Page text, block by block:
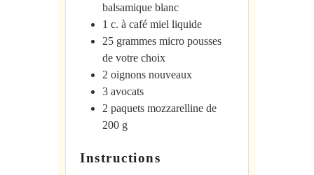
balsamique blanc
1 c. à café miel liquide
25 grammes micro pousses
de votre choix
2 oignons nouveaux
3 avocats
2 paquets mozzarelline de
200 g
Instructions